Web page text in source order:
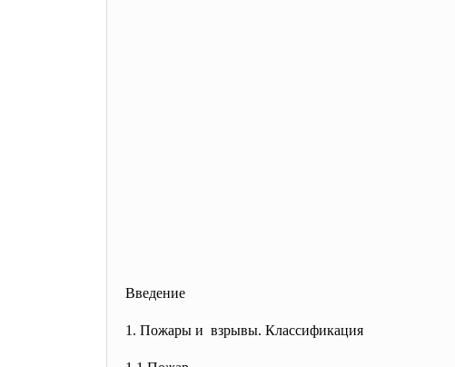
Введение
1. Пожары и взрывы. Классификация